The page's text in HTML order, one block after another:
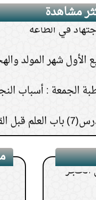
مشاهدة
الأول شهر المولد
الجمعة : أسباب
قبل القول والعمل.
إذا
إلا
في الحجر